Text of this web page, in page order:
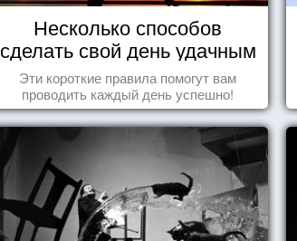
Несколько способов
сделать свой день удачным
Эти короткие правила помогут вам
проводить каждый день успешно!